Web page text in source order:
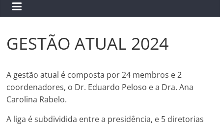
GESTÃO ATUAL 2024
A gestão atual é composta por 24 membros e 2
coordenadores, o Dr. Eduardo Peloso e a Dra. Ana
Carolina Rabelo.
A liga é subdividida entre a presidência, e 5 diretorias